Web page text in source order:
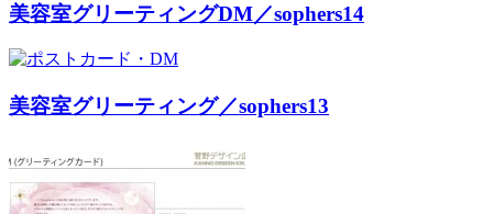
美容室グリーティングDM／sophers14
美容室グリーティング／sophers13